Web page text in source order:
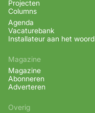
Projecten
Columns
Agenda
Vacaturebank
Installateur aan het woord
Magazine
Magazine
Abonneren
Adverteren
Overig